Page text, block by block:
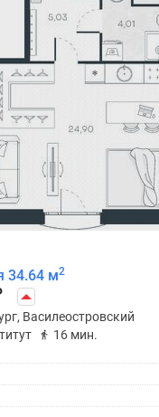
34.64 м2
Василеостровский
16 мин.